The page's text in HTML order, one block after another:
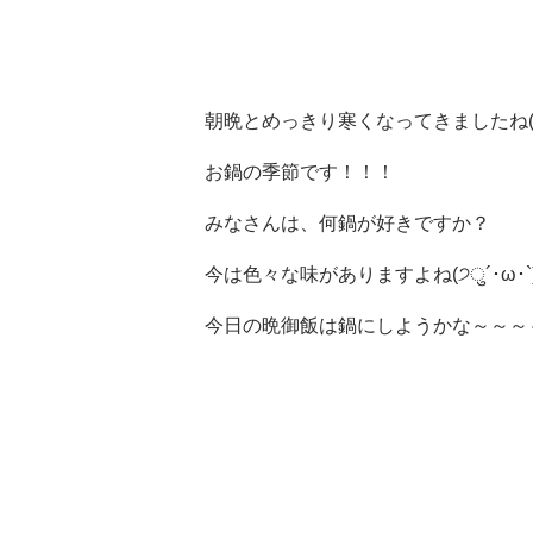
朝晩とめっきり寒くなってきましたね
お鍋の季節です！！！
みなさんは、何鍋が好きですか？
今は色々な味がありますよね(੭ु´･ω
今日の晩御飯は鍋にしようかな～～